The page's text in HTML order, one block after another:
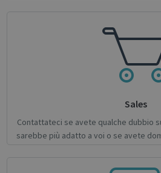
Sales
Contattateci se avete qualche dubbio
sarebbe più adatto a voi o se avete